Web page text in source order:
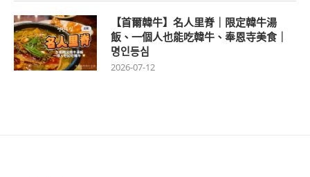
【首爾韓牛】名人里脊｜限定韓牛湯
飯、一個人也能吃韓牛、奉恩寺美食｜
명인등심
2026-07-12